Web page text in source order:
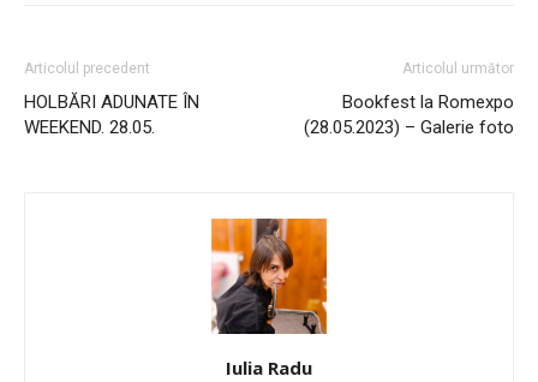
Articolul precedent
HOLBĂRI ADUNATE ÎN
WEEKEND. 28.05.
Articolul următor
Bookfest la Romexpo
(28.05.2023) – Galerie foto
Iulia Radu